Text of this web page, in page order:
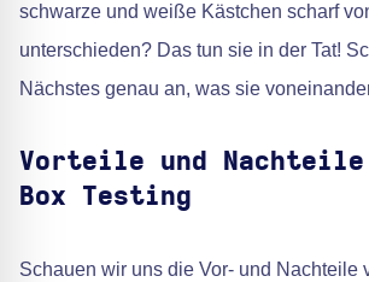
schwarze und weiße Kästchen scharf
unterschieden? Das tun sie in der Tat!
Nächstes genau an, was sie
Vorteile und Nachteile
Box Testing
Schauen wir uns die Vor- und Nachteile